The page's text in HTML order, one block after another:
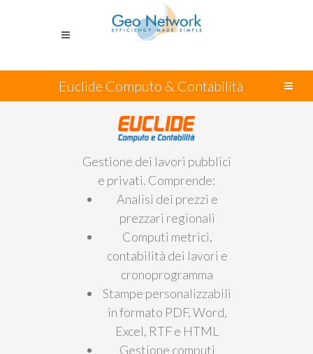
Euclide Computo & Contabilità
Gestione dei lavori pubblici
e privati. Comprende:
Analisi dei prezzi e
prezzari regionali
Computi metrici,
contabilità dei lavori e
cronoprogramma
Stampe personalizzabili
in formato PDF, Word,
Excel, RTF e HTML
Gestione computi